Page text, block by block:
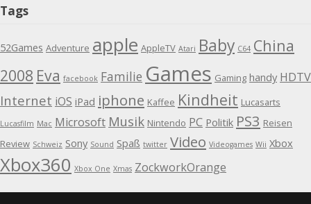
Tags
52Games Adventure apple AppleTV Atari Baby C64 China
2008 Eva facebook Familie Games Gaming handy HDTV
Internet iOS iPad iphone Kaffee Kindheit Lucasarts
Lucasfilm Mac Microsoft Musik Nintendo PC Politik PS3 Reisen
Review Schweiz Sony Sound Spaß twitter Video Videogames Wii Xbox
Xbox360 Xbox One Xmas ZockworkOrange